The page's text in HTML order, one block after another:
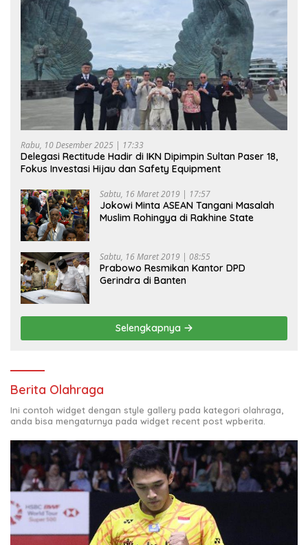
Rabu, 10 Desember 2025 | 17:33
Delegasi Rectitude Hadir di IKN Dipimpin Sultan Paser 18,
Fokus Investasi Hijau dan Safety Equipment
Sabtu, 16 Maret 2019 | 17:57
Jokowi Minta ASEAN Tangani Masalah
Muslim Rohingya di Rakhine State
Sabtu, 16 Maret 2019 | 08:55
Prabowo Resmikan Kantor DPD
Gerindra di Banten
Selengkapnya
Berita Olahraga
Ini contoh widget dengan style gallery pada kategori olahraga,
anda bisa mengaturnya pada widget recent post wpberita.